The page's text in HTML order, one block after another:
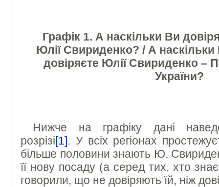
Графік 1. А наскільки Ви
Юлії Свириденко? / А наскільки
довіряєте Юлії Свириденко –
України?
Нижче на графіку дані
розрізі[1]. У всіх регіонах
більше половини знають Ю.
її нову посаду (а серед тих, хто
говорили, що не довіряють їй, ніж